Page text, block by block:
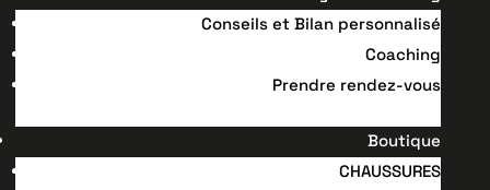
Conseils et Bilan personnalisé
Coaching
Prendre rendez-vous
Boutique
CHAUSSURES